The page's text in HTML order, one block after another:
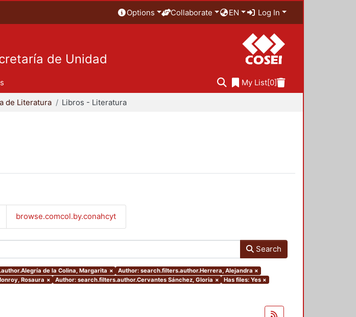
Options Collaborate EN Log In
de Unidad
My List[0]
de Literatura Libros - Literatura
browse.comcol.by.conahcyt
Search
de la Colina, Margarita × Author: search.filters.author.Herrera, Alejandra ×
Rosaura × Author: search.filters.author.Cervantes Sánchez, Gloria × Has files: Yes ×